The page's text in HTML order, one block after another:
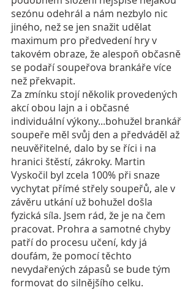
sezónu odehrál a nám nezbylo nic
jiného, než se jen snažit udělat
maximum pro předvedení hry v
takovém obraze, že alespoň občasně
se podaří soupeřova brankáře více
než překvapit.
Za zmínku stojí několik provedených
akcí obou lajn a i občasné
individuální výkony...bohužel brankář
soupeře měl svůj den a předváděl až
neuvěřitelné, dalo by se říci i na
hranici štěstí, zákroky. Martin
Vyskočil byl zcela 100% při snaze
vychytat přímé střely soupeřů, ale v
závěru utkání už bohužel došla
fyzická síla. Jsem rád, že je na čem
pracovat. Prohra a samotné chyby
patří do procesu učení, kdy já
doufám, že pomocí těchto
nevydařených zápasů se bude tým
formovat do silnějšího celku.